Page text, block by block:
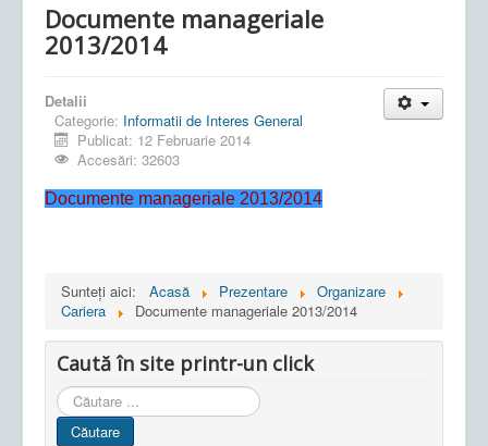
Documente manageriale
2013/2014
Detalii
Categorie: Informatii de Interes General
Publicat: 12 Februarie 2014
Accesări: 32603
Documente manageriale 2013/2014
Sunteți aici: Acasă Prezentare
Organizare
Cariera
Documente manageriale 2013/2014
Caută în site printr-un click
Cauta
in
site
Căutare